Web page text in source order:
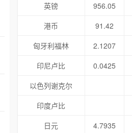
英镑
956.05
港币
91.42
匈牙利福林
2.1207
印尼卢比
0.0425
以色列谢克尔
印度卢比
日元
4.7935